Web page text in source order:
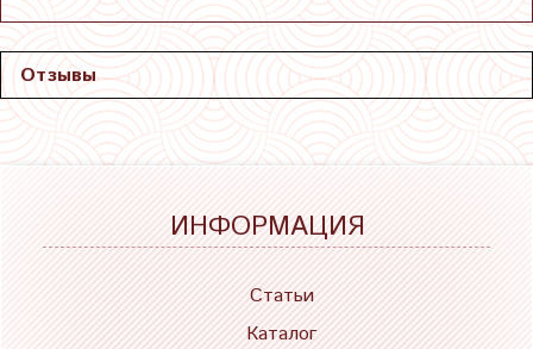
Отзывы
ИНФОРМАЦИЯ
Статьи
Каталог